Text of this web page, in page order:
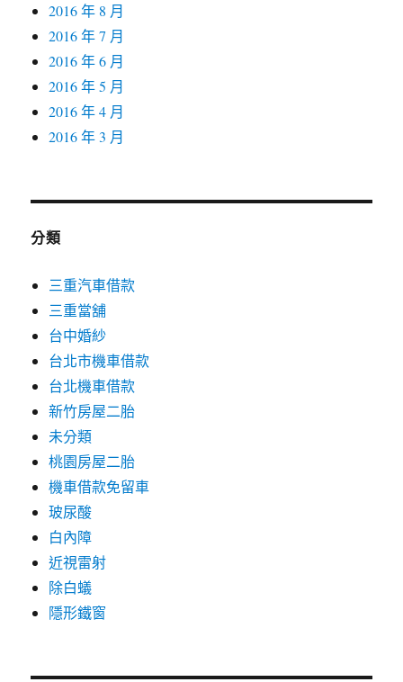
2016 年 8 月
2016 年 7 月
2016 年 6 月
2016 年 5 月
2016 年 4 月
2016 年 3 月
分類
三重汽車借款
三重當舖
台中婚紗
台北市機車借款
台北機車借款
新竹房屋二胎
未分類
桃園房屋二胎
機車借款免留車
玻尿酸
白內障
近視雷射
除白蟻
隱形鐵窗